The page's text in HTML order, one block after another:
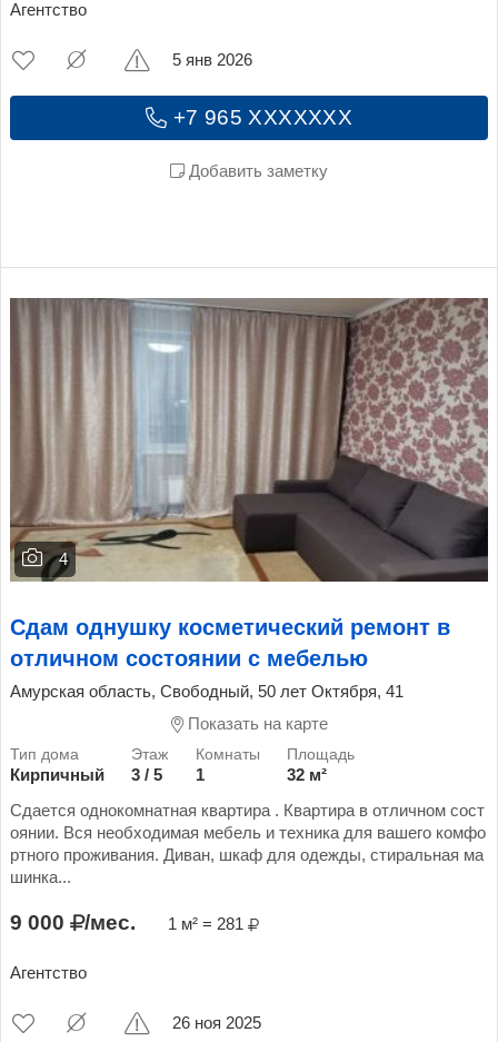
Агентство
+7 965 XXXXXXX
Добавить заметку
5 янв 2026
4
Сдам однушку косметический ремонт в
отличном состоянии с мебелью
Амурская область, Свободный, 50 лет Октября, 41
Показать на карте
Кирпичный 3 / 5 1
32 м²
Сдается однокомнатная квартира . Квартира в отличном сост
оянии. Вся необходимая мебель и техника для вашего комфо
ртного проживания. Диван, шкаф для одежды, стиральная ма
шинка...
9 000 /мес. 1 м² = 281
Агентство
26 ноя 2025